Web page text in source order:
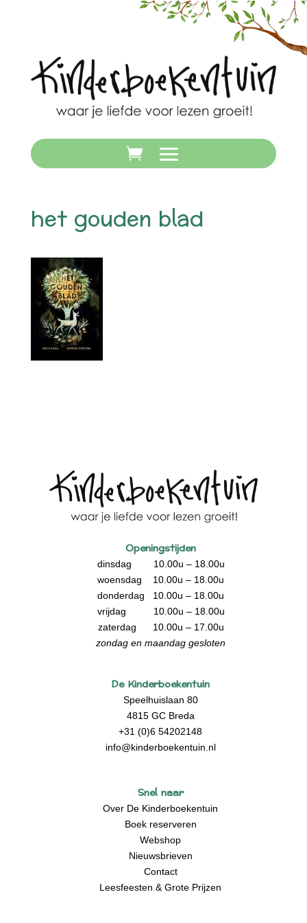
het gouden blad
Openingstijden
dinsdag 10.00u – 18.00u
woensdag 10.00u – 18.00u
donderdag 10.00u – 18.00u
vrijdag 10.00u – 18.00u
zaterdag 10.00u – 17.00u
zondag en maandag gesloten
De Kinderboekentuin
Speelhuislaan 80
4815 GC Breda
+31 (0)6 54202148
info@kinderboekentuin.nl
Snel naar
Over De Kinderboekentuin
Boek reserveren
Webshop
Nieuwsbrieven
Contact
Leesfeesten & Grote Prijzen